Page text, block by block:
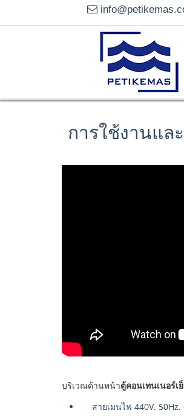
การใช้งานแล
บริเวณด้านหน้าตู้คอนเทนเนอร์
สายเมนไฟ 440V.